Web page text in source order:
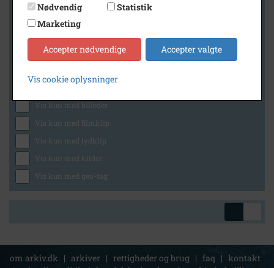
Generelt
Vis kun med billeder
Vis kun med filmklip
Vis kun med lydklip
Vis kun med kilder
Vis kun med geo-tag
om arkiv.dk | arkiver | rettigheder og brug | faq | kontakt
Nødvendig
Statistik
Marketing
Accepter nødvendige Accepter valgte
Vis cookie oplysninger